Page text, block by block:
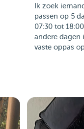
Ik zoek
passen op 5
07:30 tot
andere dagen
vaste oppas